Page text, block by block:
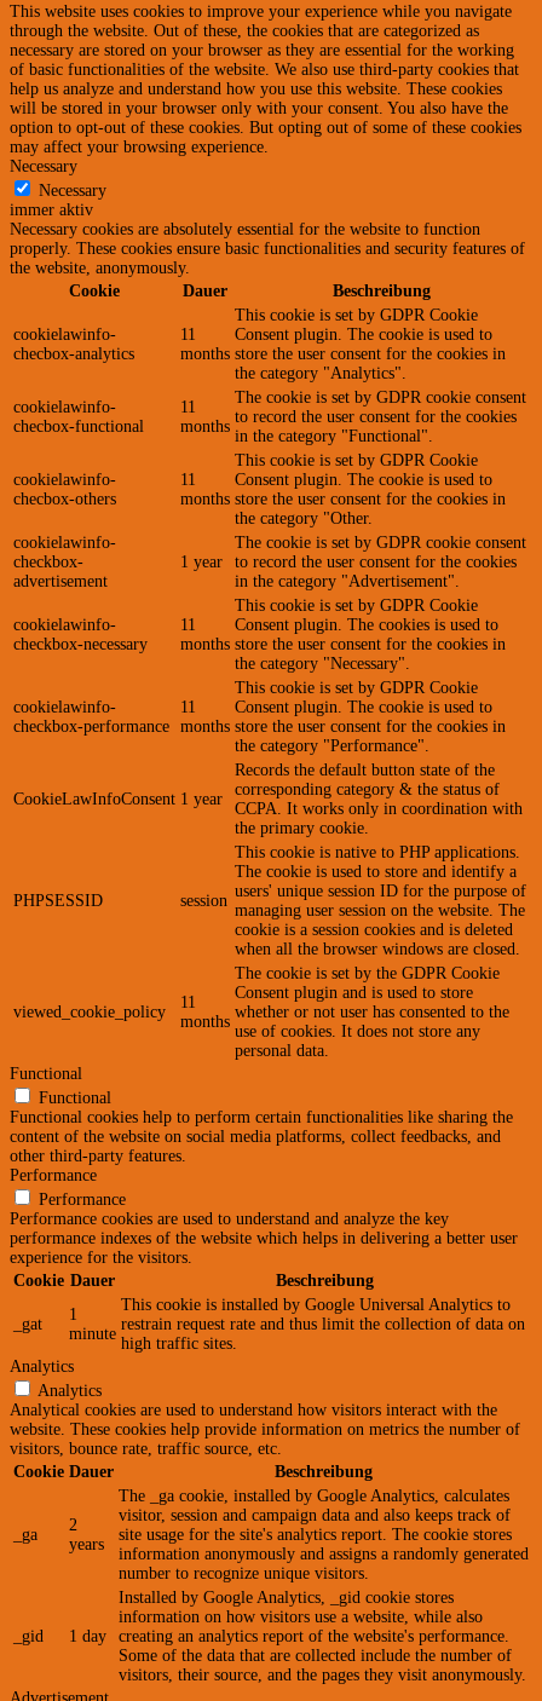
This website uses cookies to improve your experience while you navigate
through the website. Out of these, the cookies that are categorized as
necessary are stored on your browser as they are essential for the working
of basic functionalities of the website. We also use third-party cookies that
help us analyze and understand how you use this website. These cookies
will be stored in your browser only with your consent. You also have the
option to opt-out of these cookies. But opting out of some of these cookies
may affect your browsing experience.
Necessary
Necessary
immer aktiv
Necessary cookies are absolutely essential for the website to function
properly. These cookies ensure basic functionalities and security features of
the website, anonymously.
Cookie
Dauer Beschreibung
cookielawinfo-
checbox-analytics
11
months
This cookie is set by GDPR Cookie
Consent plugin. The cookie is used to
store the user consent for the cookies in
the category "Analytics".
cookielawinfo-
checbox-functional
11
months
The cookie is set by GDPR cookie consent
to record the user consent for the cookies
in the category "Functional".
cookielawinfo-
checbox-others
11
months
This cookie is set by GDPR Cookie
Consent plugin. The cookie is used to
store the user consent for the cookies in
the category "Other.
cookielawinfo-
checkbox-
advertisement
1 year
The cookie is set by GDPR cookie consent
to record the user consent for the cookies
in the category "Advertisement".
cookielawinfo-
checkbox-necessary
11
months
This cookie is set by GDPR Cookie
Consent plugin. The cookies is used to
store the user consent for the cookies in
the category "Necessary".
cookielawinfo-
checkbox-performance
11
months
This cookie is set by GDPR Cookie
Consent plugin. The cookie is used to
store the user consent for the cookies in
the category "Performance".
CookieLawInfoConsent 1 year
Records the default button state of the
corresponding category & the status of
CCPA. It works only in coordination with
the primary cookie.
PHPSESSID session
This cookie is native to PHP applications.
The cookie is used to store and identify a
users' unique session ID for the purpose of
managing user session on the website. The
cookie is a session cookies and is deleted
when all the browser windows are closed.
viewed_cookie_policy
11
months
The cookie is set by the GDPR Cookie
Consent plugin and is used to store
whether or not user has consented to the
use of cookies. It does not store any
personal data.
Functional
Functional
Functional cookies help to perform certain functionalities like sharing the
content of the website on social media platforms, collect feedbacks, and
other third-party features.
Performance
Performance
Performance cookies are used to understand and analyze the key
performance indexes of the website which helps in delivering a better user
experience for the visitors.
Cookie Dauer Beschreibung
_gat
1
minute
This cookie is installed by Google Universal Analytics to
restrain request rate and thus limit the collection of data on
high traffic sites.
Analytics
Analytics
Analytical cookies are used to understand how visitors interact with the
website. These cookies help provide information on metrics the number of
visitors, bounce rate, traffic source, etc.
Cookie Dauer Beschreibung
_ga
2
years
The _ga cookie, installed by Google Analytics, calculates
visitor, session and campaign data and also keeps track of
site usage for the site's analytics report. The cookie stores
information anonymously and assigns a randomly generated
number to recognize unique visitors.
_gid 1 day
Installed by Google Analytics, _gid cookie stores
information on how visitors use a website, while also
creating an analytics report of the website's performance.
Some of the data that are collected include the number of
visitors, their source, and the pages they visit anonymously.